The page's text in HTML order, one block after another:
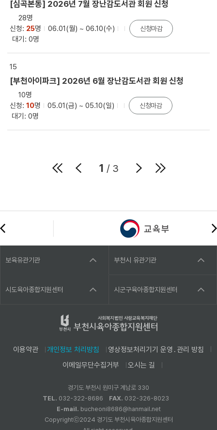
[심곡본동] 2026년 7월 장난감도서관 회원 신청
28명
신청: 25명
대기: 0명
06.01(월) ~ 06.10(수) 신청마감
15
[부천아이파크] 2026년 6월 장난감도서관 회원 신청
10명
신청: 10명
대기: 0명
05.01(금) ~ 05.10(일) 신청마감
1 / 3
보육유관기관 부천시 유관기관
시도육아종합지원센터 시군구육아종합지원센터
이용약관 개인정보 처리방침
영상정보처리기기 운영․관리 방침
이메일무단수집거부
오시는 길
경기도 부천시 원미구 계남로 330
TEL. 032-322-8686 FAX. 032-326-8023
E-mail. bucheoni8686@hanmail.net
Copyrightⓒ2024 경기도 부천시육아종합지원센터